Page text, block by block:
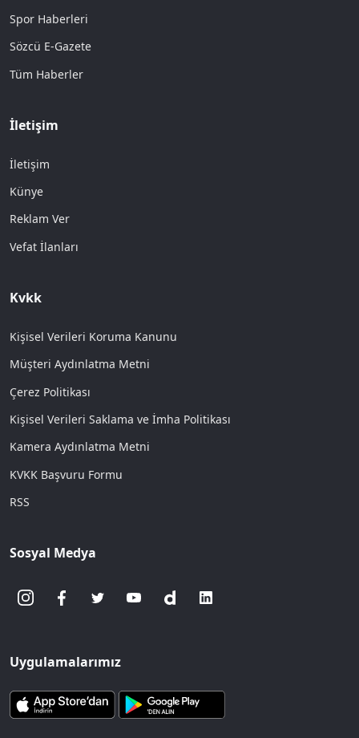
Spor Haberleri
Sözcü E-Gazete
Tüm Haberler
İletişim
İletişim
Künye
Reklam Ver
Vefat İlanları
Kvkk
Kişisel Verileri Koruma Kanunu
Müşteri Aydınlatma Metni
Çerez Politikası
Kişisel Verileri Saklama ve İmha Politikası
Kamera Aydınlatma Metni
KVKK Başvuru Formu
RSS
Sosyal Medya
Uygulamalarımız